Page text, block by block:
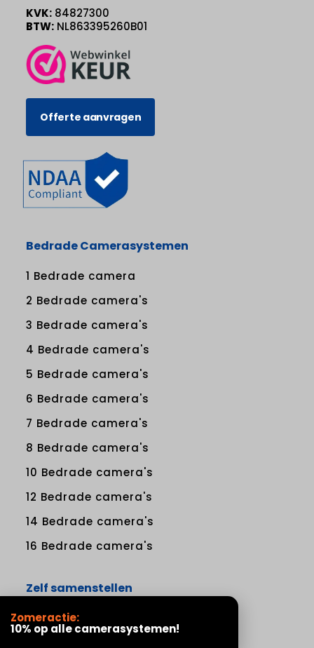
KVK: 84827300
BTW: NL863395260B01
Offerte aanvragen
Bedrade Camerasystemen
1 Bedrade camera
2 Bedrade camera's
3 Bedrade camera's
4 Bedrade camera's
5 Bedrade camera's
6 Bedrade camera's
7 Bedrade camera's
8 Bedrade camera's
10 Bedrade camera's
12 Bedrade camera's
14 Bedrade camera's
16 Bedrade camera's
Zelf samenstellen
Bedrade camera's los
Zomeractie:
10% op alle camerasystemen!